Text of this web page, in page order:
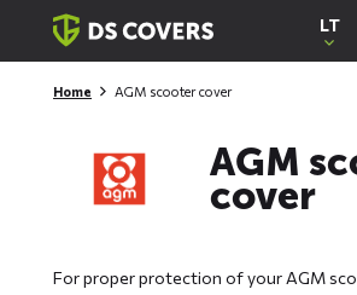
Skiplinks
LT
Home AGM scooter cover
AGM
cover
For proper protection of your AGM